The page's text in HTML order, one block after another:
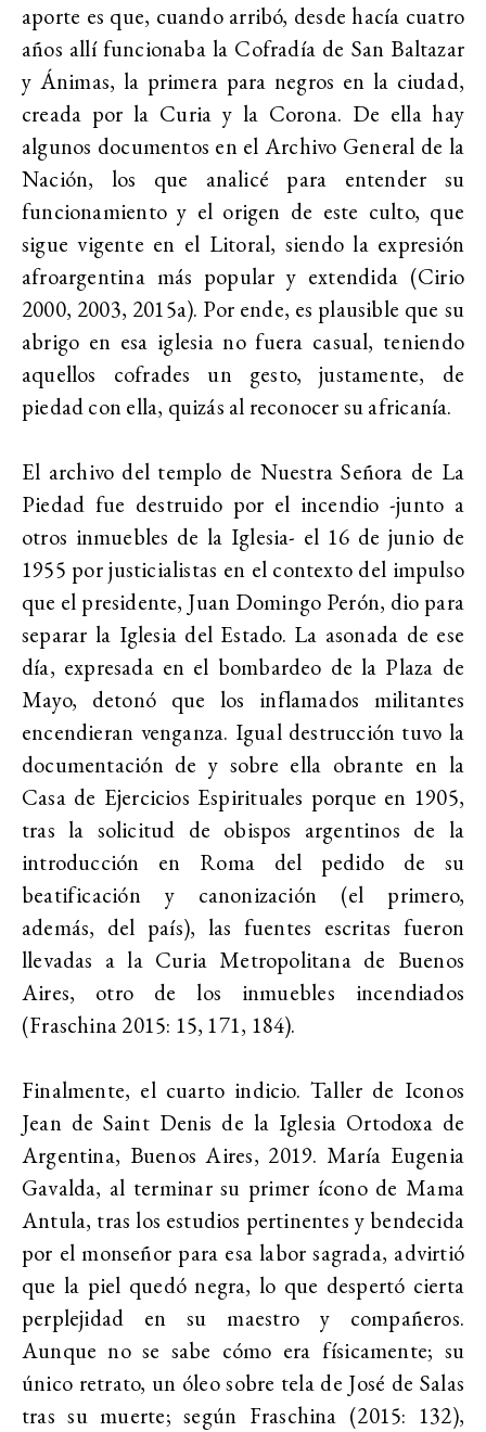
aporte es que, cuando arribó, desde hacía cuatro
años allí funcionaba la Cofradía de San Baltazar
y Ánimas, la primera para negros en la ciudad,
creada por la Curia y la Corona. De ella hay
algunos documentos en el Archivo General de la
Nación, los que analicé para entender su
funcionamiento y el origen de este culto, que
sigue vigente en el Litoral, siendo la expresión
afroargentina más popular y extendida (Cirio
2000, 2003, 2015a). Por ende, es plausible que su
abrigo en esa iglesia no fuera casual, teniendo
aquellos cofrades un gesto, justamente, de
piedad con ella, quizás al reconocer su africanía.
El archivo del templo de Nuestra Señora de La
Piedad fue destruido por el incendio -junto a
otros inmuebles de la Iglesia- el 16 de junio de
1955 por justicialistas en el contexto del impulso
que el presidente, Juan Domingo Perón, dio para
separar la Iglesia del Estado. La asonada de ese
día, expresada en el bombardeo de la Plaza de
Mayo, detonó que los inflamados militantes
encendieran venganza. Igual destrucción tuvo la
documentación de y sobre ella obrante en la
Casa de Ejercicios Espirituales porque en 1905,
tras la solicitud de obispos argentinos de la
introducción en Roma del pedido de su
beatificación y canonización (el primero,
además, del país), las fuentes escritas fueron
llevadas a la Curia Metropolitana de Buenos
Aires, otro de los inmuebles incendiados
(Fraschina 2015: 15, 171, 184).
Finalmente, el cuarto indicio. Taller de Iconos
Jean de Saint Denis de la Iglesia Ortodoxa de
Argentina, Buenos Aires, 2019. María Eugenia
Gavalda, al terminar su primer ícono de Mama
Antula, tras los estudios pertinentes y bendecida
por el monseñor para esa labor sagrada, advirtió
que la piel quedó negra, lo que despertó cierta
perplejidad en su maestro y compañeros.
Aunque no se sabe cómo era físicamente; su
único retrato, un óleo sobre tela de José de Salas
tras su muerte; según Fraschina (2015: 132),